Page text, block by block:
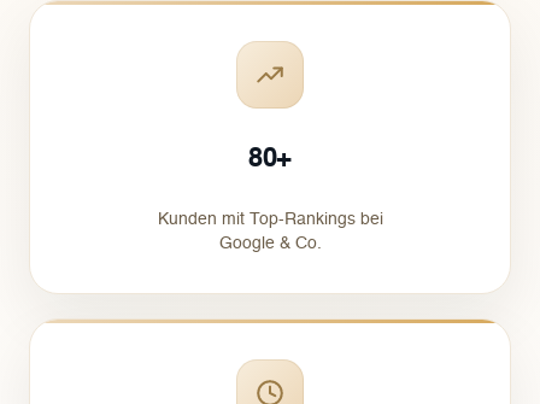
80+
Kunden mit Top-Rankings bei
Google & Co.